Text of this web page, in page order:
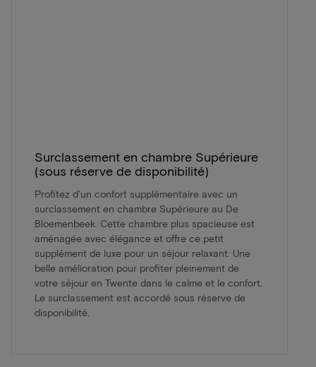
Surclassement en chambre Supérieure
(sous réserve de disponibilité)
Profitez d’un confort supplémentaire avec un
surclassement en chambre Supérieure au De
Bloemenbeek. Cette chambre plus spacieuse est
aménagée avec élégance et offre ce petit
supplément de luxe pour un séjour relaxant. Une
belle amélioration pour profiter pleinement de
votre séjour en Twente dans le calme et le confort.
Le surclassement est accordé sous réserve de
disponibilité.